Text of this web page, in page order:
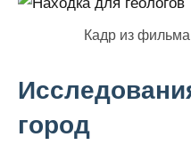
Кадр из
город